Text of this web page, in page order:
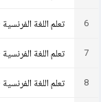
6 تعلم اللغة
7 تعلم اللغة
8 تعلم اللغة